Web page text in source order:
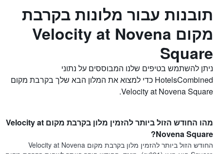
תובנות עבור מלונות בקרבת
מקום Velocity at Novena
Square
ניתן להשתמש בטיפים שלנו המבוססים על נתוני
HotelsCombined כדי למצוא את המלון הבא שלך בקרבת מקום
Velocity at Novena Square.
מהו החודש הזול ביותר להזמין מלון בקרבת מקום Velocity at
Novena Square?
החודש הזול ביותר להזמין מלון בקרבת מקום Velocity at Novena